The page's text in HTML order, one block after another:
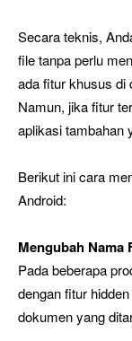
Secara teknis,
file tanpa perlu
ada fitur khusus di
Namun, jika fitur
aplikasi tambahan
Berikut ini cara
Android:
Mengubah Nama
Pada beberapa
dengan fitur
dokumen yang